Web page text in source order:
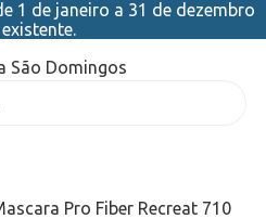
1 de janeiro a 31 de dezembro
Pro Fiber Recreat 710